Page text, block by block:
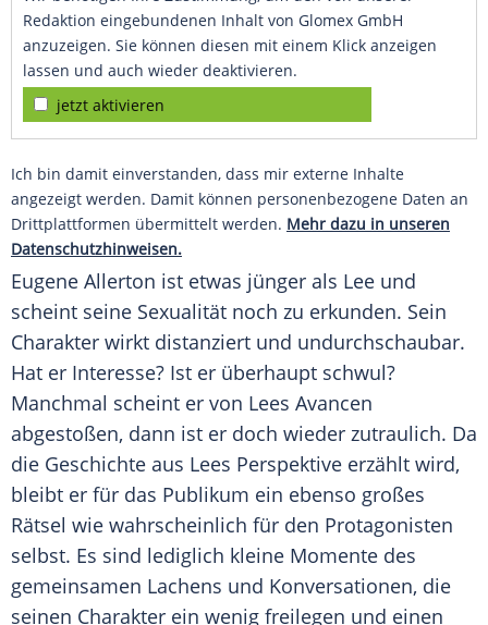
Redaktion eingebundenen Inhalt von Glomex GmbH
anzuzeigen. Sie können diesen mit einem Klick anzeigen
lassen und auch wieder deaktivieren.
jetzt aktivieren
Ich bin damit einverstanden, dass mir externe Inhalte
angezeigt werden. Damit können personenbezogene Daten an
Drittplattformen übermittelt werden. Mehr dazu in unseren
Datenschutzhinweisen.
Eugene Allerton ist etwas jünger als Lee und
scheint seine Sexualität noch zu erkunden. Sein
Charakter wirkt distanziert und undurchschaubar.
Hat er Interesse? Ist er überhaupt schwul?
Manchmal scheint er von Lees Avancen
abgestoßen, dann ist er doch wieder zutraulich. Da
die Geschichte aus Lees Perspektive erzählt wird,
bleibt er für das Publikum ein ebenso großes
Rätsel wie wahrscheinlich für den Protagonisten
selbst. Es sind lediglich kleine Momente des
gemeinsamen Lachens und Konversationen, die
seinen Charakter ein wenig freilegen und einen